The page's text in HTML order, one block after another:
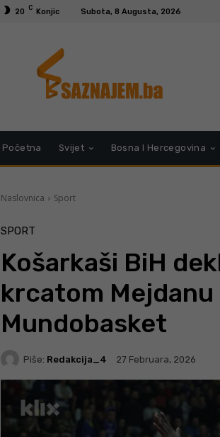
20 C Konjic Subota, 8 Augusta, 2026
Početna Svijet Bosna I Hercegovina
Naslovnica Sport
SPORT
Košarkaši BiH
krcatom Mejdanu
Mundobasket
Piše: Redakcija_4 27 Februara, 2026